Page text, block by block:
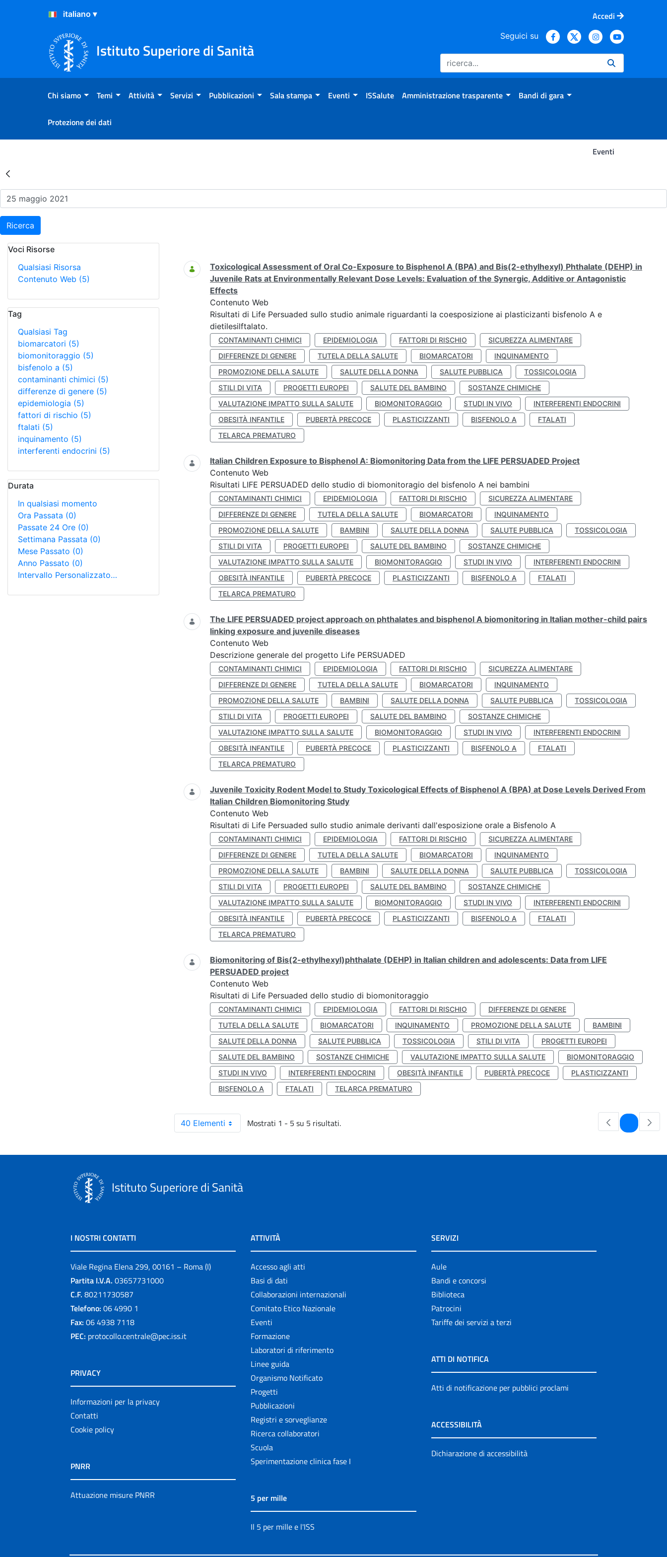
Salta al Contenuto
Salta al Footer
Accedi
Istituto Superiore di Sanità
Seguici su
Chi siamo Temi Attività Servizi Pubblicazioni Sala stampa Eventi ISSalute Amministrazione trasparente Bandi di gara
Protezione dei dati
Eventi
Risultati della Ricerca - Eventi
Ricerca
Voci Risorse
Qualsiasi Risorsa
Contenuto Web (5)
Tag
Qualsiasi Tag
biomarcatori (5)
biomonitoraggio (5)
bisfenolo a (5)
contaminanti chimici (5)
differenze di genere (5)
epidemiologia (5)
fattori di rischio (5)
ftalati (5)
inquinamento (5)
interferenti endocrini (5)
Durata
In qualsiasi momento
Ora Passata (0)
Passate 24 Ore (0)
Settimana Passata (0)
Mese Passato (0)
Anno Passato (0)
Intervallo Personalizzato…
Ricerca
Toxicological Assessment of Oral Co-Exposure to Bisphenol A (BPA) and Bis(2-ethylhexyl) Phthalate (DEHP) in
Juvenile Rats at Environmentally Relevant Dose Levels: Evaluation of the Synergic, Additive or Antagonistic
Effects
Contenuto Web
Risultati di Life Persuaded sullo studio animale riguardanti la coesposizione ai plasticizanti bisfenolo A e
dietilesilftalato.
CONTAMINANTI CHIMICI EPIDEMIOLOGIA FATTORI DI RISCHIO
SICUREZZA ALIMENTARE
DIFFERENZE DI GENERE
TUTELA DELLA SALUTE BIOMARCATORI
INQUINAMENTO
PROMOZIONE DELLA SALUTE
SALUTE DELLA DONNA SALUTE PUBBLICA
TOSSICOLOGIA
STILI DI VITA
PROGETTI EUROPEI SALUTE DEL BAMBINO
SOSTANZE CHIMICHE
VALUTAZIONE IMPATTO SULLA SALUTE
BIOMONITORAGGIO STUDI IN VIVO
INTERFERENTI ENDOCRINI
OBESITÀ INFANTILE
PUBERTÀ PRECOCE PLASTICIZZANTI BISFENOLO A
FTALATI
TELARCA PREMATURO
Italian Children Exposure to Bisphenol A: Biomonitoring Data from the LIFE PERSUADED Project
Contenuto Web
Risultati LIFE PERSUADED dello studio di biomonitoragio del bisfenolo A nei bambini
CONTAMINANTI CHIMICI EPIDEMIOLOGIA FATTORI DI RISCHIO
SICUREZZA ALIMENTARE
DIFFERENZE DI GENERE
TUTELA DELLA SALUTE BIOMARCATORI
INQUINAMENTO
PROMOZIONE DELLA SALUTE
BAMBINI SALUTE DELLA DONNA SALUTE PUBBLICA
TOSSICOLOGIA
STILI DI VITA
PROGETTI EUROPEI SALUTE DEL BAMBINO
SOSTANZE CHIMICHE
VALUTAZIONE IMPATTO SULLA SALUTE
BIOMONITORAGGIO STUDI IN VIVO
INTERFERENTI ENDOCRINI
OBESITÀ INFANTILE
PUBERTÀ PRECOCE PLASTICIZZANTI BISFENOLO A
FTALATI
TELARCA PREMATURO
The LIFE PERSUADED project approach on phthalates and bisphenol A biomonitoring in Italian mother-child pairs
linking exposure and juvenile diseases
Contenuto Web
Descrizione generale del progetto Life PERSUADED
CONTAMINANTI CHIMICI EPIDEMIOLOGIA FATTORI DI RISCHIO
SICUREZZA ALIMENTARE
DIFFERENZE DI GENERE
TUTELA DELLA SALUTE BIOMARCATORI
INQUINAMENTO
PROMOZIONE DELLA SALUTE
BAMBINI SALUTE DELLA DONNA SALUTE PUBBLICA
TOSSICOLOGIA
STILI DI VITA
PROGETTI EUROPEI SALUTE DEL BAMBINO
SOSTANZE CHIMICHE
VALUTAZIONE IMPATTO SULLA SALUTE
BIOMONITORAGGIO STUDI IN VIVO
INTERFERENTI ENDOCRINI
OBESITÀ INFANTILE
PUBERTÀ PRECOCE PLASTICIZZANTI BISFENOLO A
FTALATI
TELARCA PREMATURO
Juvenile Toxicity Rodent Model to Study Toxicological Effects of Bisphenol A (BPA) at Dose Levels Derived From
Italian Children Biomonitoring Study
Contenuto Web
Risultati di Life Persuaded sullo studio animale derivanti dall'esposizione orale a Bisfenolo A
CONTAMINANTI CHIMICI EPIDEMIOLOGIA FATTORI DI RISCHIO
SICUREZZA ALIMENTARE
DIFFERENZE DI GENERE
TUTELA DELLA SALUTE BIOMARCATORI
INQUINAMENTO
PROMOZIONE DELLA SALUTE
BAMBINI SALUTE DELLA DONNA SALUTE PUBBLICA
TOSSICOLOGIA
STILI DI VITA
PROGETTI EUROPEI SALUTE DEL BAMBINO
SOSTANZE CHIMICHE
VALUTAZIONE IMPATTO SULLA SALUTE
BIOMONITORAGGIO STUDI IN VIVO
INTERFERENTI ENDOCRINI
OBESITÀ INFANTILE
PUBERTÀ PRECOCE PLASTICIZZANTI BISFENOLO A
FTALATI
TELARCA PREMATURO
Biomonitoring of Bis(2-ethylhexyl)phthalate (DEHP) in Italian children and adolescents: Data from LIFE
PERSUADED project
Contenuto Web
Risultati di Life Persuaded dello studio di biomonitoraggio
CONTAMINANTI CHIMICI EPIDEMIOLOGIA FATTORI DI RISCHIO
DIFFERENZE DI GENERE
TUTELA DELLA SALUTE
BIOMARCATORI INQUINAMENTO PROMOZIONE DELLA SALUTE
BAMBINI
SALUTE DELLA DONNA
SALUTE PUBBLICA TOSSICOLOGIA STILI DI VITA
PROGETTI EUROPEI
SALUTE DEL BAMBINO
SOSTANZE CHIMICHE VALUTAZIONE IMPATTO SULLA SALUTE
BIOMONITORAGGIO
STUDI IN VIVO
INTERFERENTI ENDOCRINI OBESITÀ INFANTILE PUBERTÀ PRECOCE
PLASTICIZZANTI
BISFENOLO A
FTALATI TELARCA PREMATURO
40 Elementi Mostrati 1 - 5 su 5 risultati. Pagina
Istituto Superiore di Sanità
I NOSTRI CONTATTI
Viale Regina Elena 299, 00161 – Roma (I)
Partita I.V.A. 03657731000
C.F. 80211730587
Telefono: 06 4990 1
Fax: 06 4938 7118
PEC: protocollo.centrale@pec.iss.it
PRIVACY
Informazioni per la privacy
Contatti
Cookie policy
PNRR
Attuazione misure PNRR
ATTIVITÀ
Accesso agli atti
Basi di dati
Collaborazioni internazionali
Comitato Etico Nazionale
Eventi
Formazione
Laboratori di riferimento
Linee guida
Organismo Notificato
Progetti
Pubblicazioni
Registri e sorveglianze
Ricerca collaboratori
Scuola
Sperimentazione clinica fase I
5 per mille
Il 5 per mille e l'ISS
SERVIZI
Aule
Bandi e concorsi
Biblioteca
Patrocini
Tariffe dei servizi a terzi
ATTI DI NOTIFICA
Atti di notificazione per pubblici proclami
ACCESSIBILITÀ
Dichiarazione di accessibilità